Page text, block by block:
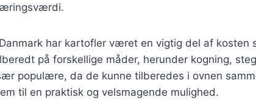
har kartofler været en vigtig del af kosten
på forskellige måder, herunder kogning,
populære, da de kunne tilberedes i ovnen
til en praktisk og velsmagende mulighed.